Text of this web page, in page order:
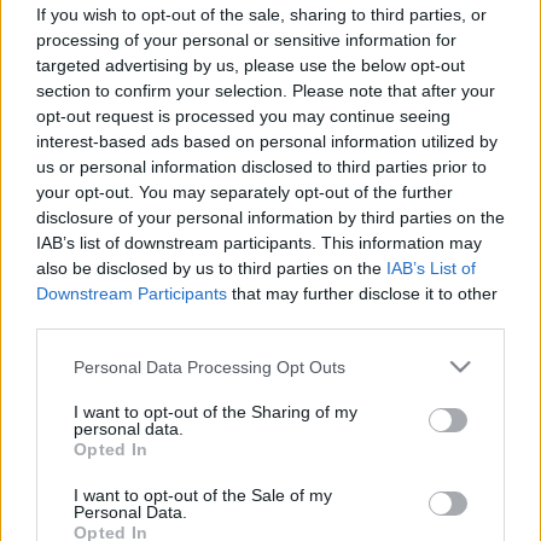
If you wish to opt-out of the sale, sharing to third parties, or
processing of your personal or sensitive information for
targeted advertising by us, please use the below opt-out
section to confirm your selection. Please note that after your
opt-out request is processed you may continue seeing
interest-based ads based on personal information utilized by
us or personal information disclosed to third parties prior to
your opt-out. You may separately opt-out of the further
disclosure of your personal information by third parties on the
IAB’s list of downstream participants. This information may
also be disclosed by us to third parties on the IAB’s List of
Downstream Participants that may further disclose it to other
Please note that this website/app uses one or more Google
not limited to your visit or usage behaviour. You may click to
grant or deny consent to Google and its third-party tags to
use your data for below specified purposes in below Google
consent section.
Personal Data Processing Opt Outs
I want to opt-out of the Sharing of my
personal data.
Opted In
I want to opt-out of the Sale of my
Personal Data.
Opted In